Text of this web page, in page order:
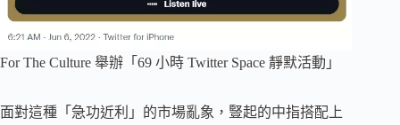
For The Culture 舉辦「69 小時 Twitter Space 靜默活動」
面對這種「急功近利」的市場亂象，豎起的中指搭配上